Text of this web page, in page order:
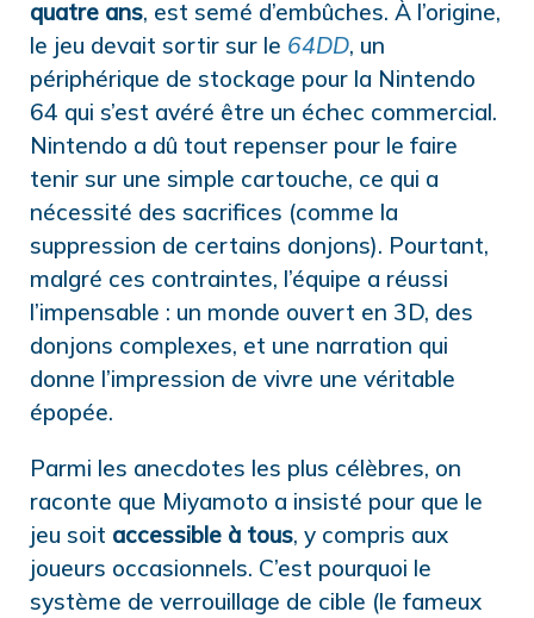
quatre ans, est semé d’embûches. À l’origine,
le jeu devait sortir sur le 64DD, un
périphérique de stockage pour la Nintendo
64 qui s’est avéré être un échec commercial.
Nintendo a dû tout repenser pour le faire
tenir sur une simple cartouche, ce qui a
nécessité des sacrifices (comme la
suppression de certains donjons). Pourtant,
malgré ces contraintes, l’équipe a réussi
l’impensable : un monde ouvert en 3D, des
donjons complexes, et une narration qui
donne l’impression de vivre une véritable
épopée.
Parmi les anecdotes les plus célèbres, on
raconte que Miyamoto a insisté pour que le
jeu soit accessible à tous, y compris aux
joueurs occasionnels. C’est pourquoi le
système de verrouillage de cible (le fameux